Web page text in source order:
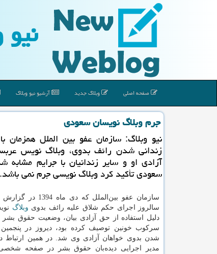
صفحه اصلی وبلاگ جدید آرشیو نیو وبلاگ
جرم وبلاگ نویسان سعودی
نیو وبلاگ: سازمان عفو بین الملل همزمان
زندانی شدن رائف بدوی، وبلاگ نویس
آزادی او و سایر زندانیان با جرایم
سعودی تأكید كرد وبلاگ نویسی جرم نمی باشد.
سازمان عفو بین‌الملل كه
سالروز اجرای حكم شلاق علیه رائف بدوی وبلاگ
دلیل استفاده از حق آزادی بیان، وضعیت حقوق بشر
سركوب خونین توصیف كرده بود، دیروز در پنجمین
شدن بدوی خواهان آزادی وی شد. در همین ارتباط
مدیر اجرایی دیده‌بان حقوق بشر در صفحه شخصی